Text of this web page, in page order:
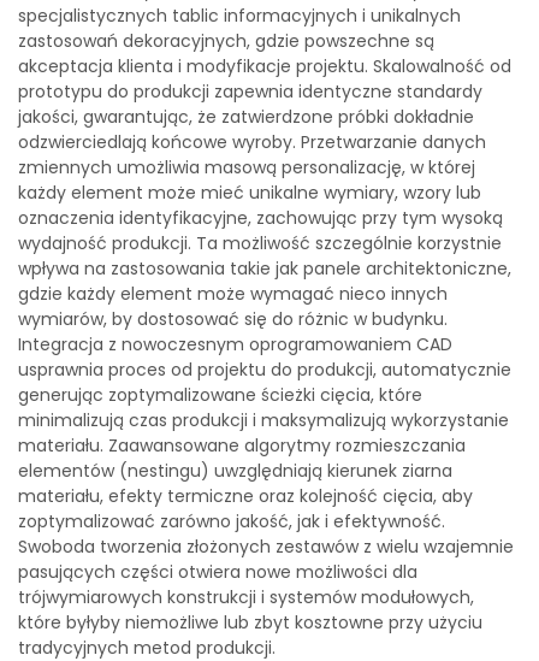
specjalistycznych tablic informacyjnych i unikalnych
zastosowań dekoracyjnych, gdzie powszechne są
akceptacja klienta i modyfikacje projektu. Skalowalność od
prototypu do produkcji zapewnia identyczne standardy
jakości, gwarantując, że zatwierdzone próbki dokładnie
odzwierciedlają końcowe wyroby. Przetwarzanie danych
zmiennych umożliwia masową personalizację, w której
każdy element może mieć unikalne wymiary, wzory lub
oznaczenia identyfikacyjne, zachowując przy tym wysoką
wydajność produkcji. Ta możliwość szczególnie korzystnie
wpływa na zastosowania takie jak panele architektoniczne,
gdzie każdy element może wymagać nieco innych
wymiarów, by dostosować się do różnic w budynku.
Integracja z nowoczesnym oprogramowaniem CAD
usprawnia proces od projektu do produkcji, automatycznie
generując zoptymalizowane ścieżki cięcia, które
minimalizują czas produkcji i maksymalizują wykorzystanie
materiału. Zaawansowane algorytmy rozmieszczania
elementów (nestingu) uwzględniają kierunek ziarna
materiału, efekty termiczne oraz kolejność cięcia, aby
zoptymalizować zarówno jakość, jak i efektywność.
Swoboda tworzenia złożonych zestawów z wielu wzajemnie
pasujących części otwiera nowe możliwości dla
trójwymiarowych konstrukcji i systemów modułowych,
które byłyby niemożliwe lub zbyt kosztowne przy użyciu
tradycyjnych metod produkcji.